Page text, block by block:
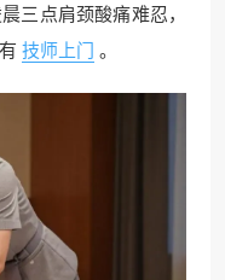
三点肩颈酸痛难忍，
技师上门 。